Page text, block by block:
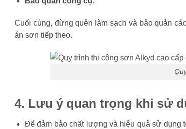
Cuối cùng, đừng quên làm sạch và bảo quản
án sơn tiếp theo.
4. Lưu ý quan trọng khi sử
Để đảm bảo chất lượng và hiệu quả sử dụng